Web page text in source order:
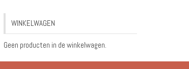
tot
WINKELWAGEN
Geen producten in de winkelwagen.